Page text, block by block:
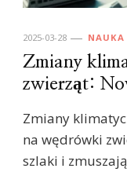
2025-03-28 NAUKA
Zmiany
zwierząt:
Zmiany
na wędrówki
szlaki i